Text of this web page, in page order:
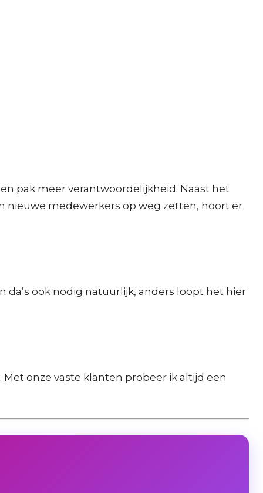
pak meer verantwoordelijkheid. Naast het
nieuwe medewerkers op weg zetten, hoort er
da’s ook nodig natuurlijk, anders loopt het hier
onze vaste klanten probeer ik altijd een